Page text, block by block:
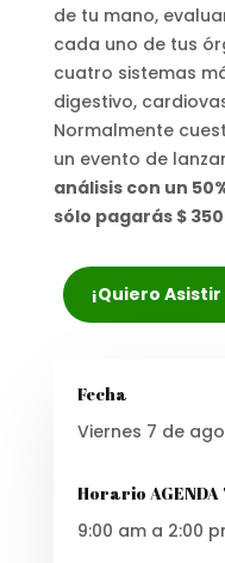
de tu mano,
cada uno de tus
cuatro sistemas
digestivo,
Normalmente
un evento de
análisis con un
sólo pagarás $
¡Quiero
Fecha
Viernes 7 de
Horario AGENDA
9:00 am a 2:00